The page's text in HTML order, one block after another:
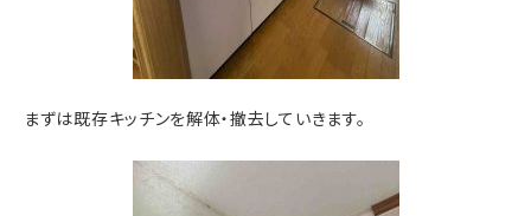
まずは既存キッチンを解体・撤去していきます。